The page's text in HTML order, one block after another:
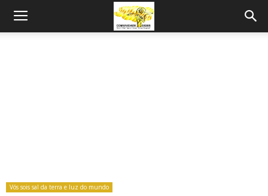
Vós sois sal da terra e luz do mundo